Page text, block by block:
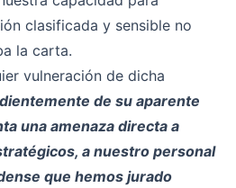
clasificada y sensible no
la carta.
vulneración de dicha
de su aparente
una amenaza directa a
a nuestro personal
que hemos jurado